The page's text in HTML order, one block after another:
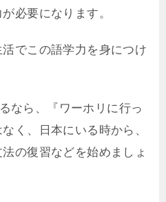
必要になります。
でこの語学力を身につけ
なら、『ワーホリに行っ
く、日本にいる時から、
の復習などを始めましょ